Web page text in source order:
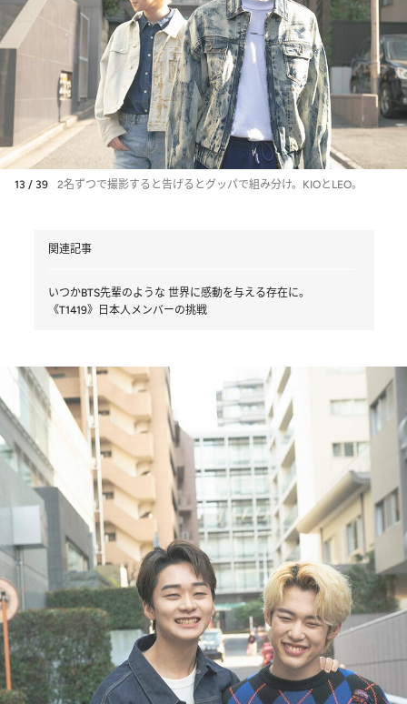
13 / 39 2名ずつで撮影すると告げるとグッパで組み分け。KIOとLEO。
関連記事
いつかBTS先輩のような 世界に感動を与える存在に。
《T1419》日本人メンバーの挑戦